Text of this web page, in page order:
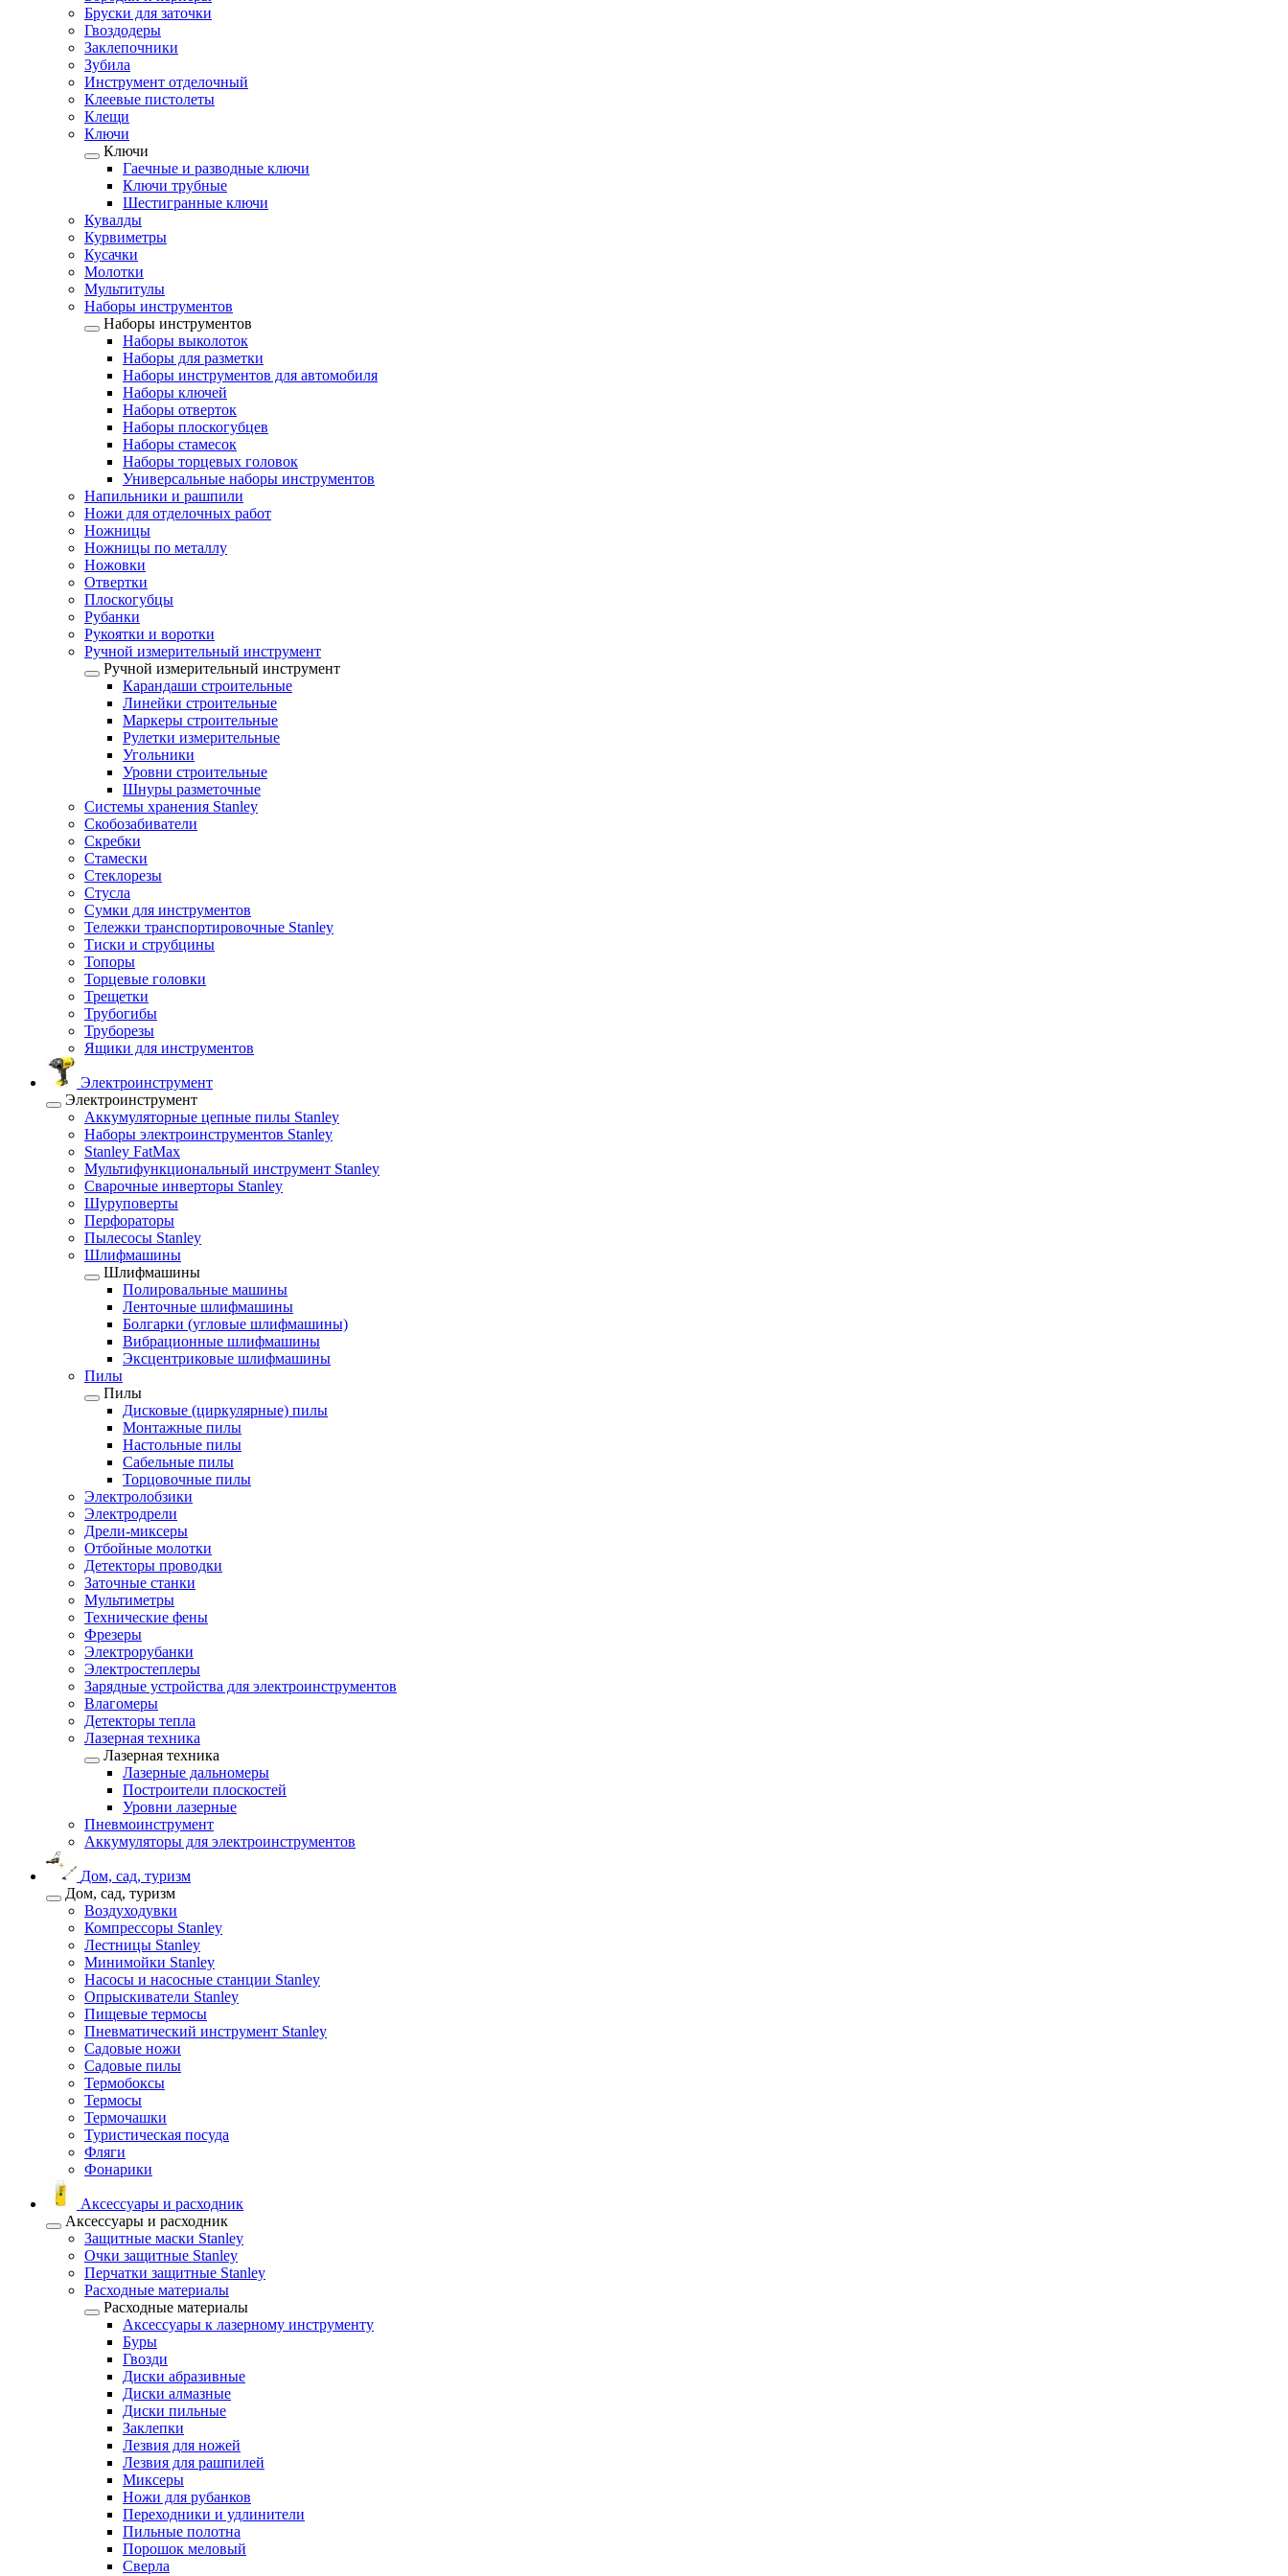
Бруски для заточки
Гвоздодеры
Заклепочники
Зубила
Инструмент отделочный
Клеевые пистолеты
Клещи
Ключи
Ключи
Гаечные и разводные ключи
Ключи трубные
Шестигранные ключи
Кувалды
Курвиметры
Кусачки
Молотки
Мультитулы
Наборы инструментов
Наборы инструментов
Наборы выколоток
Наборы для разметки
Наборы инструментов для автомобиля
Наборы ключей
Наборы отверток
Наборы плоскогубцев
Наборы стамесок
Наборы торцевых головок
Универсальные наборы инструментов
Напильники и рашпили
Ножи для отделочных работ
Ножницы
Ножницы по металлу
Ножовки
Отвертки
Плоскогубцы
Рубанки
Рукоятки и воротки
Ручной измерительный инструмент
Ручной измерительный инструмент
Карандаши строительные
Линейки строительные
Маркеры строительные
Рулетки измерительные
Угольники
Уровни строительные
Шнуры разметочные
Системы хранения Stanley
Скобозабиватели
Скребки
Стамески
Стеклорезы
Стусла
Сумки для инструментов
Тележки транспортировочные Stanley
Тиски и струбцины
Топоры
Торцевые головки
Трещетки
Трубогибы
Труборезы
Ящики для инструментов
Электроинструмент
Электроинструмент
Аккумуляторные цепные пилы Stanley
Наборы электроинструментов Stanley
Stanley FatMax
Мультифункциональный инструмент Stanley
Сварочные инверторы Stanley
Шуруповерты
Перфораторы
Пылесосы Stanley
Шлифмашины
Шлифмашины
Полировальные машины
Ленточные шлифмашины
Болгарки (угловые шлифмашины)
Вибрационные шлифмашины
Эксцентриковые шлифмашины
Пилы
Пилы
Дисковые (циркулярные) пилы
Монтажные пилы
Настольные пилы
Сабельные пилы
Торцовочные пилы
Электролобзики
Электродрели
Дрели-миксеры
Отбойные молотки
Детекторы проводки
Заточные станки
Мультиметры
Технические фены
Фрезеры
Электрорубанки
Электростеплеры
Зарядные устройства для электроинструментов
Влагомеры
Детекторы тепла
Лазерная техника
Лазерная техника
Лазерные дальномеры
Построители плоскостей
Уровни лазерные
Пневмоинструмент
Аккумуляторы для электроинструментов
Дом, сад, туризм
Дом, сад, туризм
Воздуходувки
Компрессоры Stanley
Лестницы Stanley
Минимойки Stanley
Насосы и насосные станции Stanley
Опрыскиватели Stanley
Пищевые термосы
Пневматический инструмент Stanley
Садовые ножи
Садовые пилы
Термобоксы
Термосы
Термочашки
Туристическая посуда
Фляги
Фонарики
Аксессуары и расходник
Аксессуары и расходник
Защитные маски Stanley
Очки защитные Stanley
Перчатки защитные Stanley
Расходные материалы
Расходные материалы
Аксессуары к лазерному инструменту
Буры
Гвозди
Диски абразивные
Диски алмазные
Диски пильные
Заклепки
Лезвия для ножей
Лезвия для рашпилей
Миксеры
Ножи для рубанков
Переходники и удлинители
Пильные полотна
Порошок меловый
Сверла